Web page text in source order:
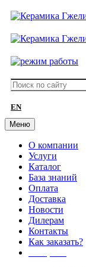
EN
Меню
О компании
Услуги
Каталог
База знаний
Оплата
Доставка
Новости
Дилерам
Контакты
Как заказать?